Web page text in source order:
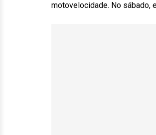
motovelocidade. No sábado,